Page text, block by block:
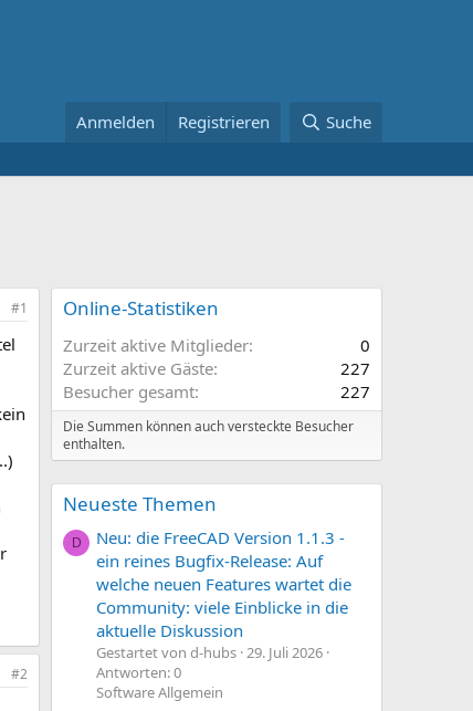
Anmelden Registrieren Suche
#1
#2
Online-Statistiken
Zurzeit aktive Mitglieder
0
Zurzeit aktive Gäste
227
Besucher gesamt
227
Die Summen können auch versteckte Besucher
enthalten.
Neueste Themen
D
Neu: die FreeCAD Version 1.1.3 -
ein reines Bugfix-Release: Auf
welche neuen Features wartet die
Community: viele Einblicke in die
aktuelle Diskussion
Gestartet von d-hubs 29. Juli 2026
Antworten: 0
Software Allgemein